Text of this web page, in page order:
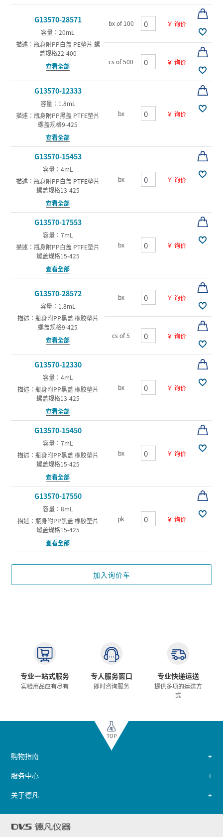
G13570-28571
容量：20mL
描述：瓶身附PP白盖 PE垫片 螺
盖规格22-400
查看全部
bx of 100 ￥ 询价
cs of 500 ￥ 询价
G13570-12333
容量：1.8mL
描述：瓶身附PP黑盖 PTFE垫片
螺盖规格9-425
查看全部
bx ￥ 询价
G13570-15453
容量：4mL
描述：瓶身附PP白盖 PTFE垫片
螺盖规格13-425
查看全部
bx ￥ 询价
G13570-17553
容量：7mL
描述：瓶身附PP白盖 PTFE垫片
螺盖规格15-425
查看全部
bx ￥ 询价
G13570-28572
容量：1.8mL
描述：瓶身附PP黑盖 橡胶垫片
螺盖规格9-425
查看全部
bx ￥ 询价
cs of 5 ￥ 询价
G13570-12330
容量：4mL
描述：瓶身附PP黑盖 橡胶垫片
螺盖规格13-425
查看全部
bx ￥ 询价
G13570-15450
容量：7mL
描述：瓶身附PP黑盖 橡胶垫片
螺盖规格15-425
查看全部
bx ￥ 询价
G13570-17550
容量：8mL
描述：瓶身附PP黑盖 橡胶垫片
螺盖规格15-425
查看全部
pk ￥ 询价
加入询价车
专业一站式服务
实验用品应有尽有
专人服务窗口
即时咨询服务
专业快递运送
提供多项的运送方
式
TOP
购物指南
服务中心
关于德凡